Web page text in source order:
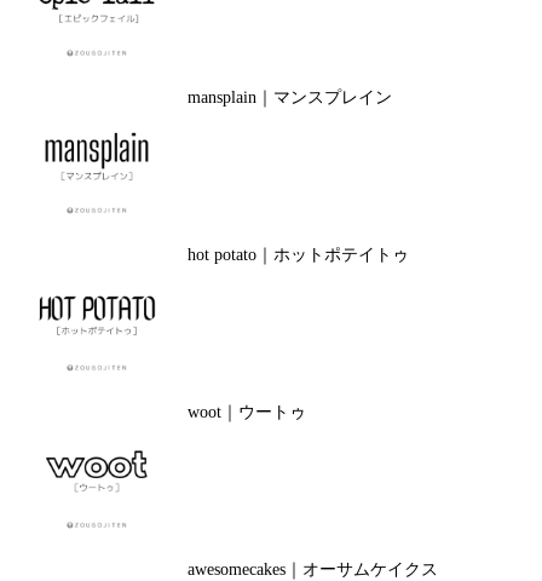
mansplain｜マンスプレイン
hot potato｜ホットポテイトゥ
woot｜ウートゥ
awesomecakes｜オーサムケイクス